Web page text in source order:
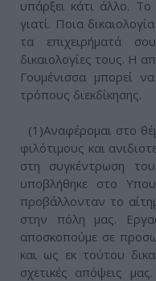
υπάρξει κάτι άλλο.
γιατί. Ποια
τα επιχειρήματά
δικαιολογίες τους. Η
Γουμένισσα μπορεί
τρόπους διεκδίκησης.
(1)Αναφέρομαι στο
φιλότιμους και
στη συγκέντρωση
υποβλήθηκε στο
προβάλλονταν το
στην πόλη μας.
αποσκοπούμε σε
και ως εκ τούτου
σχετικές απόψεις